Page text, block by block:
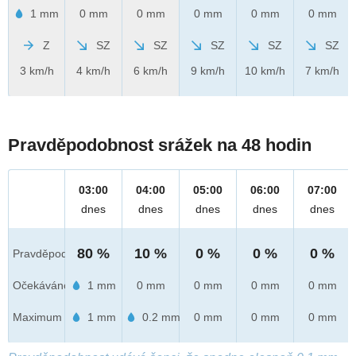
1 mm
Z
3 km/h
0 mm
SZ
4 km/h
0 mm
SZ
6 km/h
0 mm
SZ
9 km/h
0 mm
SZ
10 km/h
0 mm
SZ
7 km/h
Pravděpodobnost srážek na 48 hodin
Pravděpod.
Očekáváno
Maximum
03:00
dnes
80 %
1 mm
1 mm
04:00
dnes
10 %
0 mm
0.2 mm
05:00
dnes
0 %
0 mm
0 mm
06:00
dnes
0 %
0 mm
0 mm
07:00
dnes
0 %
0 mm
0 mm